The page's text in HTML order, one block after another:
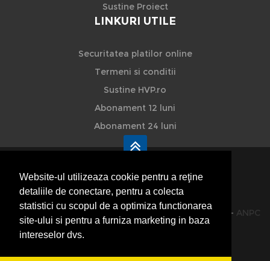
Website-ul utilizeaza cookie pentru a reţine
detaliile de conectare, pentru a colecta
statistici cu scopul de a optimiza functionarea
site-ului si pentru a furniza marketing in baza
intereselor dvs.
Sustine Proiect
LINKURI UTILE
Securitatea platilor online
Termeni si conditii
Sustine HVP.ro
Abonament 12 luni
Abonament 24 luni
HVP - Hoteluri Vile Pensiuni
© 2014-2026 Powered byVilonMedia&TekaBility - ANPC
SOL